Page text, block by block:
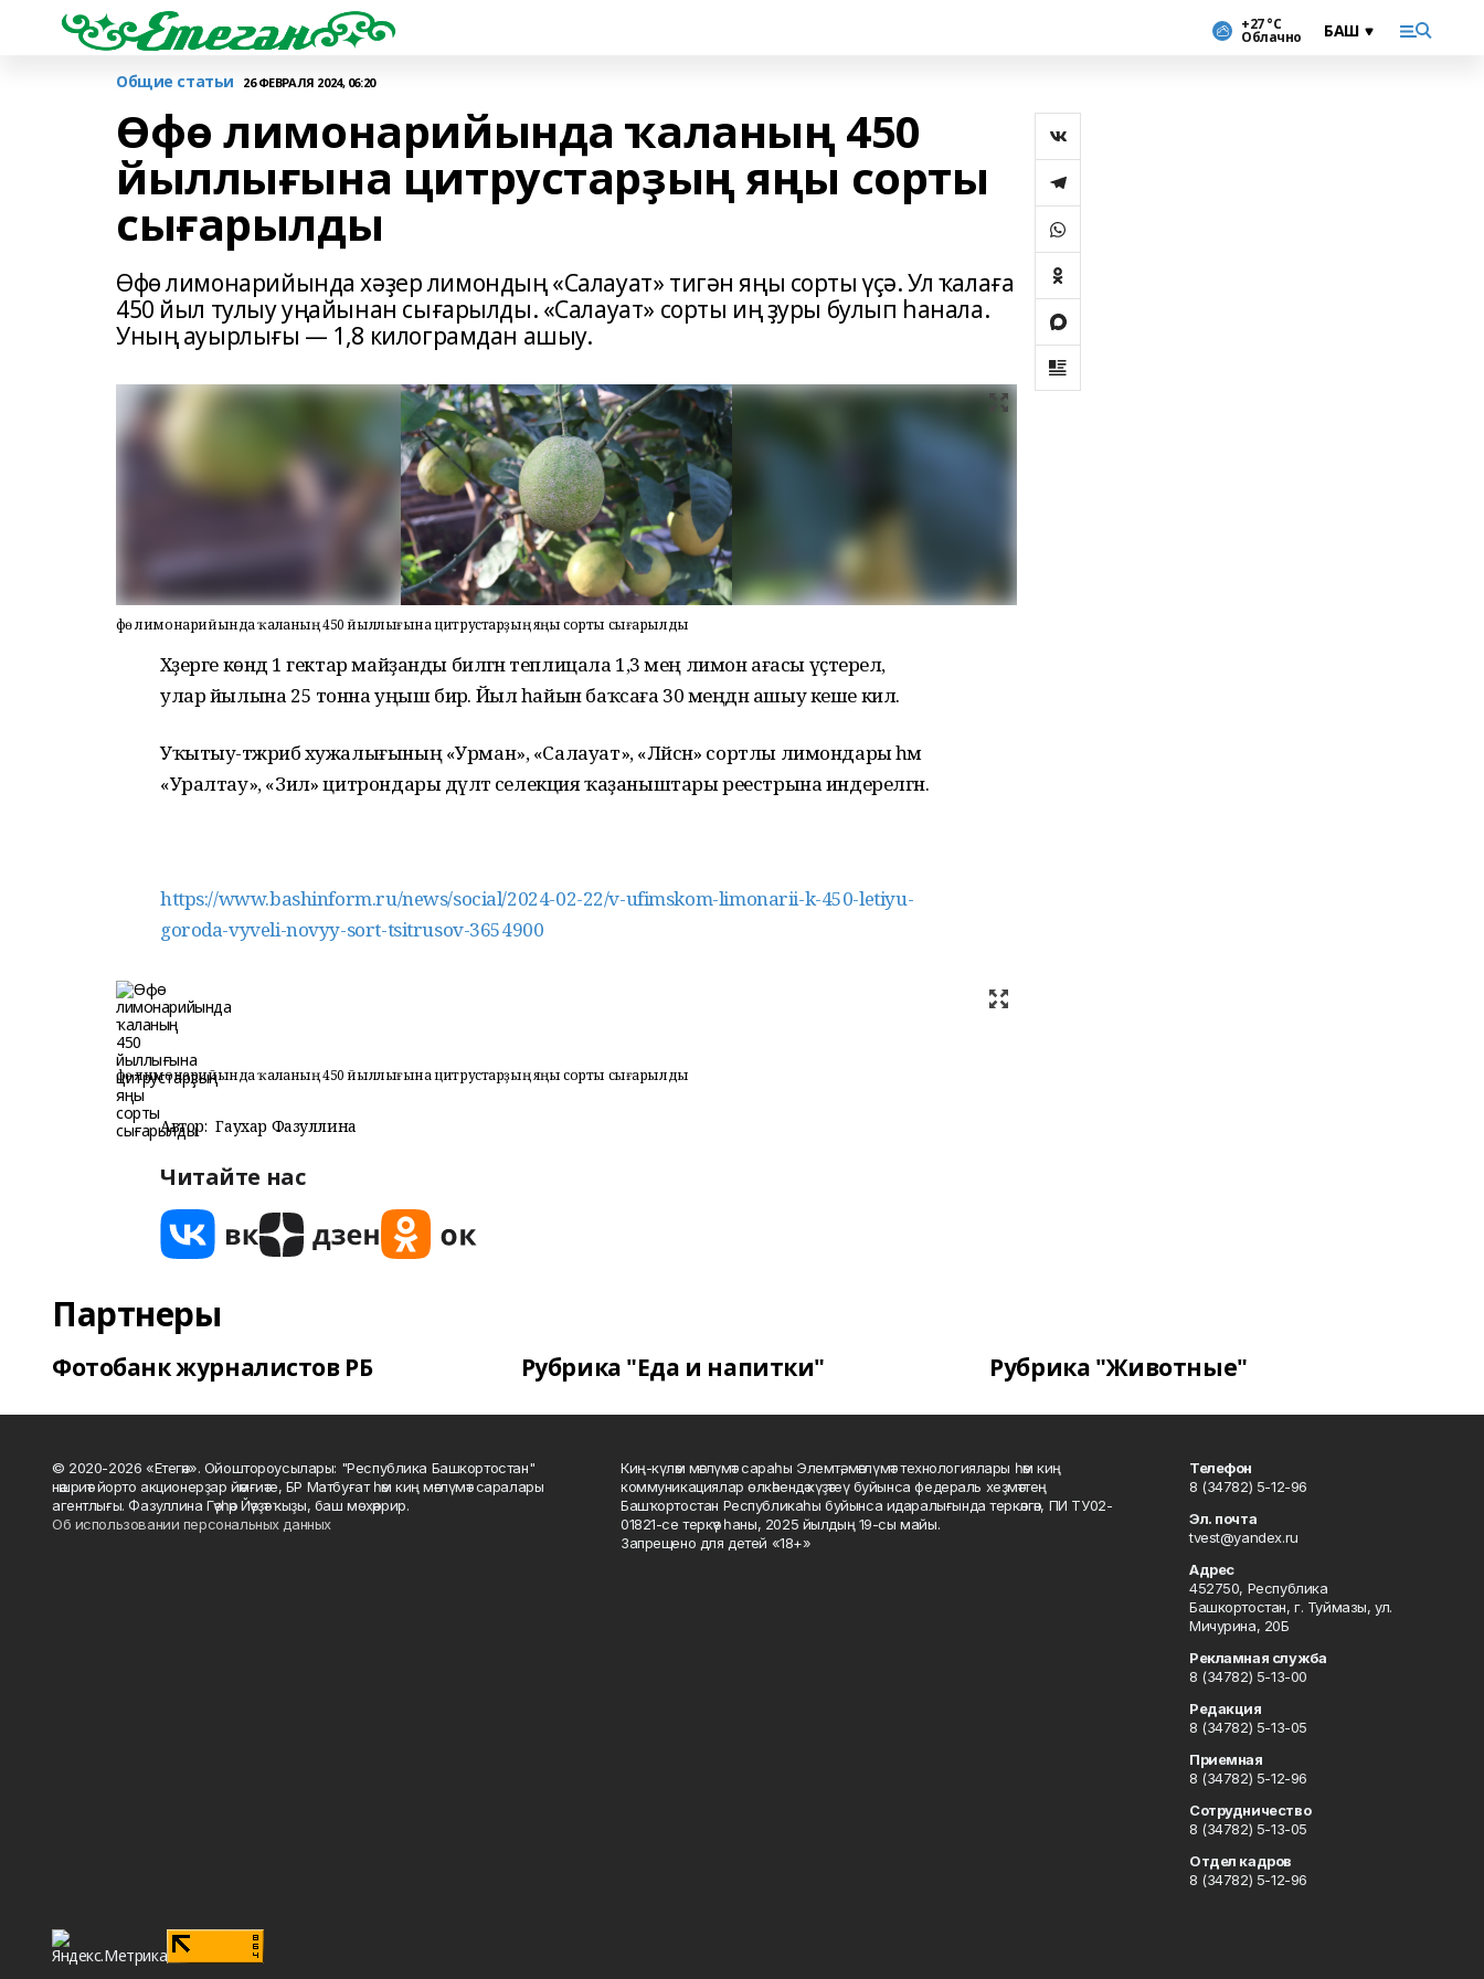
+27 °С
Облачно
Общие статьи 26 ФЕВРАЛЯ 2024, 06:20
Өфө лимонарийында ҡаланың 450
йыллығына цитрустарҙың яңы сорты
сығарылды
Өфө лимонарийында хәҙер лимондың «Салауат» тигән яңы сорты үҫә. Ул ҡалаға
450 йыл тулыу уңайынан сығарылды. «Салауат» сорты иң ҙуры булып һанала.
Уның ауырлығы — 1,8 килограмдан ашыу.
Өфө лимонарийында ҡаланың 450 йыллығына цитрустарҙың яңы сорты сығарылды
Хәҙерге көндә 1 гектар майҙанды биләгән теплицала 1,3 мең лимон ағасы үҫтерелә,
улар йылына 25 тонна уңыш бирә. Йыл һайын баҡсаға 30 меңдән ашыу кеше килә.
Уҡытыу-тәжрибә хужалығының «Урман», «Салауат», «Ләйсән» сортлы лимондары һәм
«Уралтау», «Зилә» цитрондары дәүләт селекция ҡаҙаныштары реестрына индерелгән.
https://www.bashinform.ru/news/social/2024-02-22/v-ufimskom-limonarii-k-450-letiyu-
goroda-vyveli-novyy-sort-tsitrusov-3654900
Өфө лимонарийында ҡаланың 450 йыллығына цитрустарҙың яңы сорты сығарылды
Автор: Гаухар Фазуллина
Читайте нас
Партнеры
Фотобанк журналистов РБ Рубрика "Еда и напитки" Рубрика "Животные"
© 2020-2026 «Етегән». Ойоштороусылары: "Республика Башкортостан"
нәшриәт йорто акционерҙар йәмғиәте, БР Матбуғат һәм киң мәғлүмәт саралары
агентлығы. Фазуллина Гәүһәр Йәүҙәт ҡыҙы, баш мөхәррир.
Об использовании персональных данных
Киң-күләм мәғлүмәт сараһы Элемтә, мәғлүмәт технологиялары һәм киң
коммуникациялар өлкәһендә күҙәтеү буйынса федераль хеҙмәттең
Башҡортостан Республикаһы буйынса идаралығында теркәлгән, ПИ ТУ02-
01821-се теркәү һаны, 2025 йылдың 19-сы майы.
Запрещено для детей «18+»
Телефон
8 (34782) 5-12-96
Эл. почта
tvest@yandex.ru
Адрес
452750, Республика
Башкортостан, г. Туймазы, ул.
Мичурина, 20Б
Рекламная служба
8 (34782) 5-13-00
Редакция
8 (34782) 5-13-05
Приемная
8 (34782) 5-12-96
Сотрудничество
8 (34782) 5-13-05
Отдел кадров
8 (34782) 5-12-96